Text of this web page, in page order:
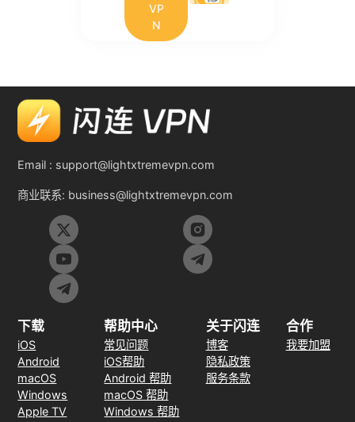
VP
N
Email : support@lightxtremevpn.com
商业联系: business@lightxtremevpn.com
下载
iOS
Android
macOS
Windows
Apple TV
帮助中心
常见问题
iOS帮助
Android 帮助
macOS 帮助
Windows 帮助
关于闪连
博客
隐私政策
服务条款
合作
我要加盟